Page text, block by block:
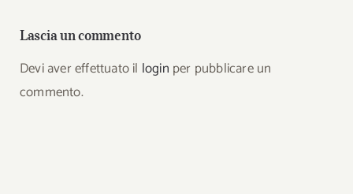
Lascia un commento
Devi aver effettuato il login per pubblicare un
commento.